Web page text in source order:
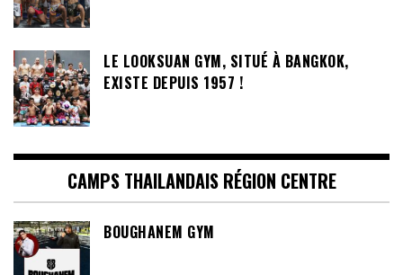
LE LOOKSUAN GYM, SITUÉ À BANGKOK,
EXISTE DEPUIS 1957 !
CAMPS THAILANDAIS RÉGION CENTRE
BOUGHANEM GYM